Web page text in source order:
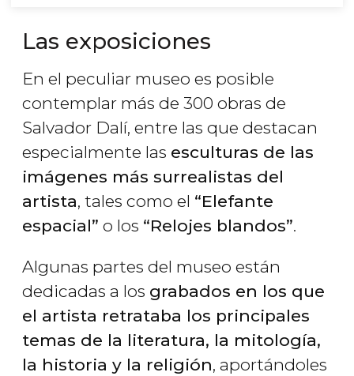
Las exposiciones
En el peculiar museo es posible
contemplar más de 300 obras de
Salvador Dalí, entre las que destacan
especialmente las esculturas de las
imágenes más surrealistas del
artista, tales como el “Elefante
espacial” o los “Relojes blandos”.
Algunas partes del museo están
dedicadas a los grabados en los que
el artista retrataba los principales
temas de la literatura, la mitología,
la historia y la religión, aportándoles